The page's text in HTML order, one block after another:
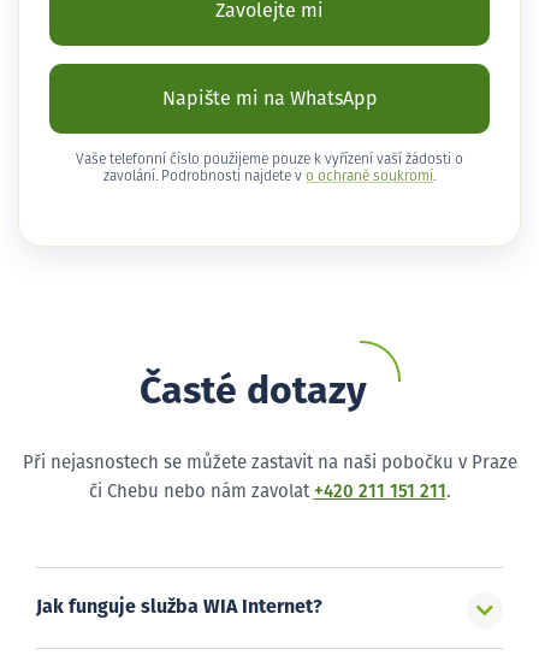
Zavolejte mi
Napište mi na WhatsApp
Vaše telefonní číslo použijeme pouze k vyřízení vaší žádosti o
zavolání. Podrobnosti najdete v o ochraně soukromí .
Časté dotazy
Při nejasnostech se můžete zastavit na naši pobočku v Praze
či Chebu nebo nám zavolat +420 211 151 211 .
Jak funguje služba WIA Internet?